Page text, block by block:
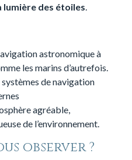
des étoiles.
astronomique à
les marins d’autrefois.
de navigation
agréable,
de l’environnement.
observer ?